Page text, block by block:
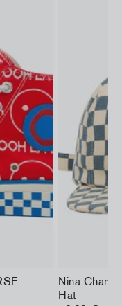
Nina
Hat